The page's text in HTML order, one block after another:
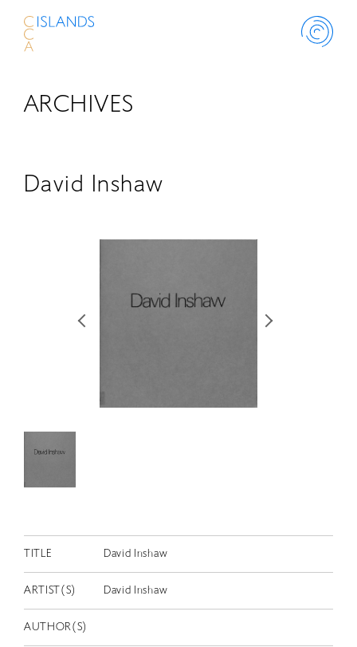
ABOUT
SCHOLARSHIP
コンサート
動画
CONTACT
ARCHIVES
David Inshaw
TITLE David Inshaw
ARTIST(S) David Inshaw
AUTHOR(S)